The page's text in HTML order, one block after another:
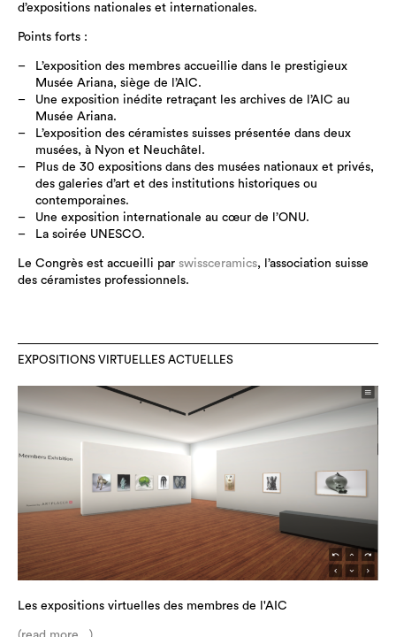
d’expositions nationales et internationales.
Points forts :
L’exposition des membres accueillie dans le prestigieux
Musée Ariana, siège de l’AIC.
Une exposition inédite retraçant les archives de l’AIC au
Musée Ariana.
L’exposition des céramistes suisses présentée dans deux
musées, à Nyon et Neuchâtel.
Plus de 30 expositions dans des musées nationaux et privés,
des galeries d’art et des institutions historiques ou
contemporaines.
Une exposition internationale au cœur de l’ONU.
La soirée UNESCO.
Le Congrès est accueilli par swissceramics, l’association suisse
des céramistes professionnels.
EXPOSITIONS VIRTUELLES ACTUELLES
Les expositions virtuelles des membres de l'AIC